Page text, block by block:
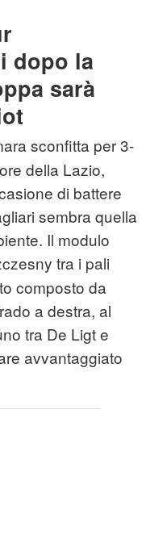
dopo la
sarà
sconfitta per 3-
della Lazio,
di battere
sembra quella
Il modulo
tra i pali
composto da
a destra, al
tra De Ligt e
avvantaggiato